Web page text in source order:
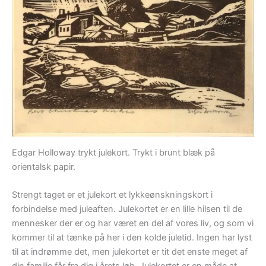
Edgar Holloway trykt julekort. Trykt i brunt blæk på
orientalsk papir.
Strengt taget er et julekort et lykkeønskningskort i
forbindelse med juleaften. Julekortet er en lille hilsen til de
mennesker der er og har været en del af vores liv, og som vi
kommer til at tænke på her i den kolde juletid. Ingen har lyst
til at indrømme det, men julekortet er tit det enste meget af